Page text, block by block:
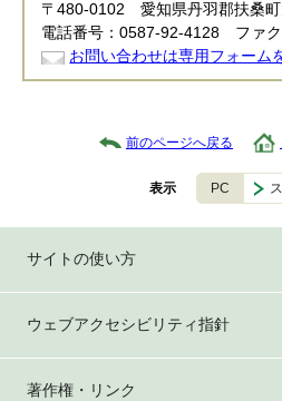
〒480-0102 愛知県丹羽郡扶桑
電話番号：0587-92-4128 ファ
お問い合わせは専用フォーム
前のページへ戻る
表示 PC
サイトの使い方
ウェブアクセシビリティ指針
著作権・リンク